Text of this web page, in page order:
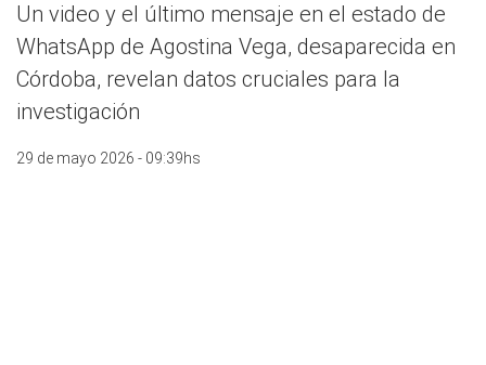
Un video y el último mensaje en el estado de
WhatsApp de Agostina Vega, desaparecida en
Córdoba, revelan datos cruciales para la
investigación
29 de mayo 2026 - 09:39hs